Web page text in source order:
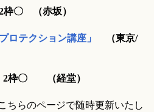
〇 （赤坂）
ロテクション講座」
（東京/
枠〇 （経堂）
ちらのページで随時更新いたし